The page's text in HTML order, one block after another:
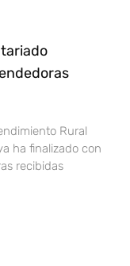
Rural
ha finalizado con
recibidas